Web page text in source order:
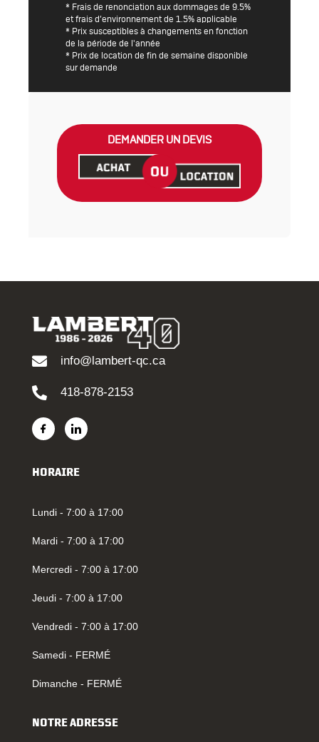
* Frais de renonciation aux dommages de 9.5%
et frais d’environnement de 1.5% applicable
* Prix susceptibles à changements en fonction
de la période de l'année
* Prix de location de fin de semaine disponible
sur demande
DEMANDER UN DEVIS
info@lambert-qc.ca
418-878-2153
HORAIRE
Lundi - 7:00 à 17:00
Mardi - 7:00 à 17:00
Mercredi - 7:00 à 17:00
Jeudi - 7:00 à 17:00
Vendredi - 7:00 à 17:00
Samedi - FERMÉ
Dimanche - FERMÉ
NOTRE ADRESSE